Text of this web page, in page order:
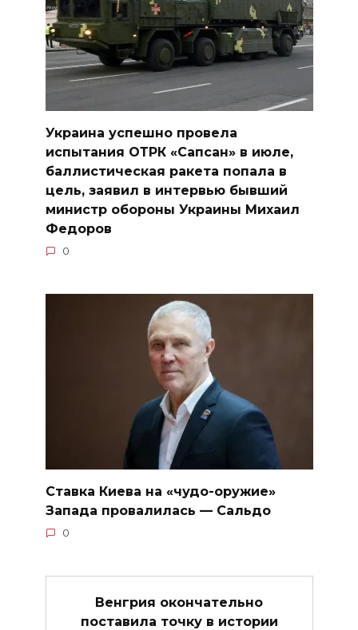
Украина успешно провела
испытания ОТРК «Сапсан» в июле,
баллистическая ракета попала в
цель, заявил в интервью бывший
министр обороны Украины Михаил
Федоров
0
Ставка Киева на «чудо-оружие»
Запада провалилась — Сальдо
0
Венгрия окончательно
поставила точку в истории